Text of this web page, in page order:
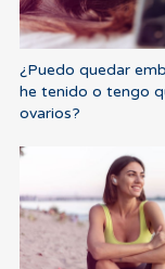
¿Puedo quedar
he tenido o tengo
ovarios?